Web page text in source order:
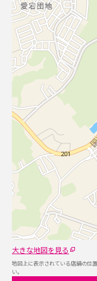
UQ mobile
データチャー
大きな地図を見る
地図上に表示されている店舗の位
い。